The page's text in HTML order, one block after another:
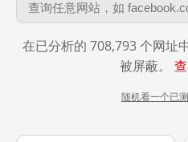
在已分析的 708,793 个网址
被屏蔽。
随机看一个已